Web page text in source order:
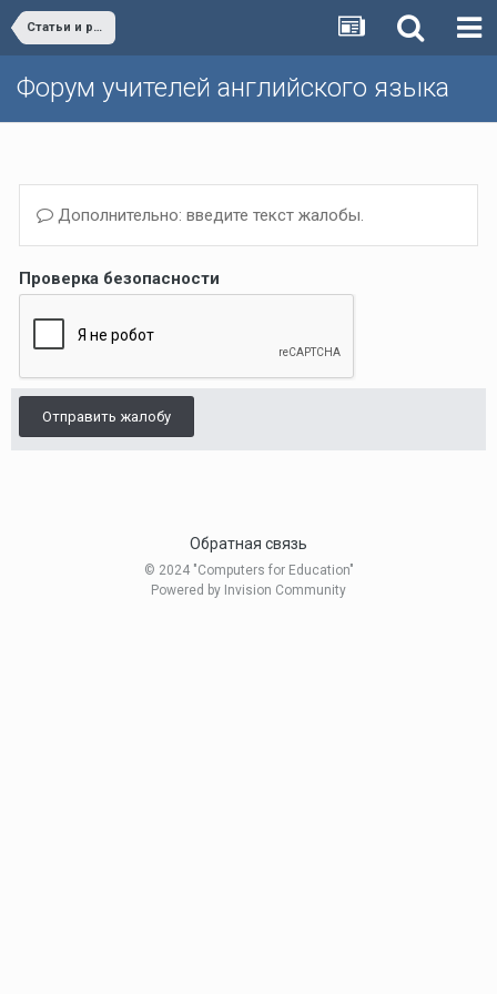
Статьи и разработки учителей (Поурочные планы, дополнительные упражнения и т.д.)/Materials developed by teachers
Форум учителей английского языка
Дополнительно: введите текст жалобы.
Проверка безопасности
Отправить жалобу
Обратная связь
© 2024 "Computers for Education"
Powered by Invision Community